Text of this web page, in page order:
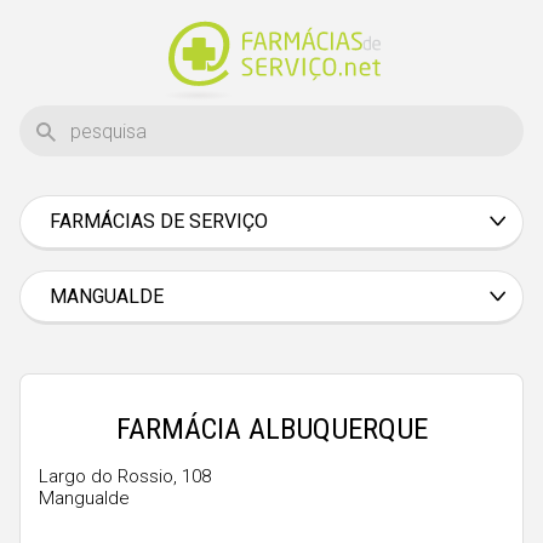
FARMÁCIAS DE SERVIÇO
Braga
Bragança
Castelo Branco
Évora
MANGUALDE
FARMÁCIA ALBUQUERQUE
Largo do Rossio, 108
Mangualde